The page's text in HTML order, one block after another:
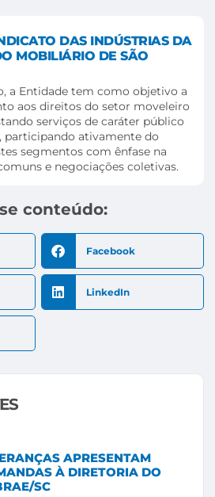
DAS INDÚSTRIAS DA
MOBILIÁRIO DE SÃO
a Entidade tem como objetivo a
aos direitos do setor moveleiro
serviços de caráter público
participando ativamente do
segmentos com ênfase na
e negociações coletivas.
conteúdo:
Facebook
LinkedIn
APRESENTAM
À DIRETORIA DO
SC